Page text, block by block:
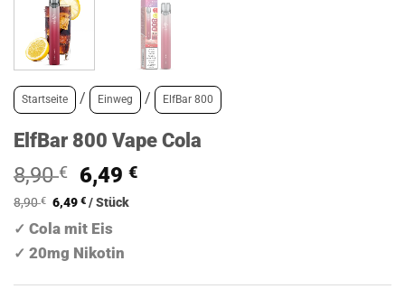
Startseite / Einweg / ElfBar 800
ElfBar 800 Vape Cola
8,90€
Ursprünglicher
Preis
war:
8,90 €
6,49€Aktueller
8,90€ 6,49€ /Stück
✓ Cola mit Eis
✓ 20mg Nikotin